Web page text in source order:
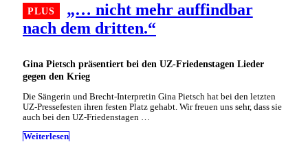
Gina Pietsch präsentiert bei den UZ-Friedenstagen Lieder
gegen den Krieg
„… nicht mehr auffindbar
nach dem dritten.“
Die Sängerin und Brecht-Interpretin Gina Pietsch hat bei den letzten
UZ-Pressefesten ihren festen Platz gehabt. Wir freuen uns sehr, dass sie
auch bei den UZ-Friedenstagen …
Weiterlesen